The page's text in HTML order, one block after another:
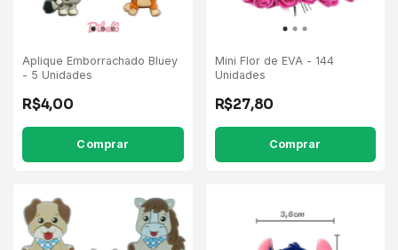
Aplique Emborrachado Bluey
- 5 Unidades
R$4,00
Comprar
Mini Flor de EVA - 144
Unidades
R$27,80
Comprar